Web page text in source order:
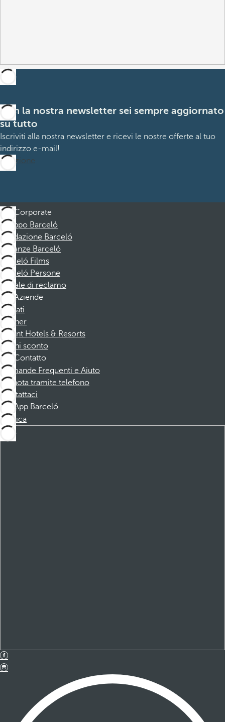
Con la nostra newsletter sei sempre aggiornato
su tutto
Iscriviti alla nostra newsletter e ricevi le nostre offerte al tuo
indirizzo e-mail!
Iscrizione
Corporate
Gruppo Barceló
Fondazione Barceló
Vacanze Barceló
Barceló Films
Barceló Persone
Canale di reclamo
Aziende
Affiliati
Partner
Dorint Hotels & Resorts
Buoni sconto
Contatto
Domande Frequenti e Aiuto
Prenota tramite telefono
Contattaci
App Barceló
Scarica